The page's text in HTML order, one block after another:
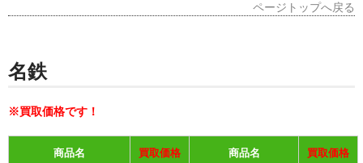
ページトップへ戻る
名鉄
※買取価格です！
商品名 買取価格 商品名 買取価格